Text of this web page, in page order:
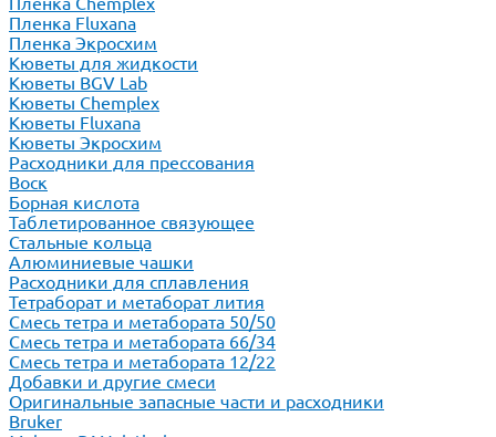
Пленка Fluxana
Пленка Экросхим
Кюветы для жидкости
Кюветы BGV Lab
Кюветы Chemplex
Кюветы Fluxana
Кюветы Экросхим
Расходники для прессования
Воск
Борная кислота
Таблетированное связующее
Стальные кольца
Алюминиевые чашки
Расходники для сплавления
Тетраборат и метаборат лития
Смесь тетра и метабората 50/50
Смесь тетра и метабората 66/34
Смесь тетра и метабората 12/22
Добавки и другие смеси
Оригинальные запасные части и расходники
Bruker